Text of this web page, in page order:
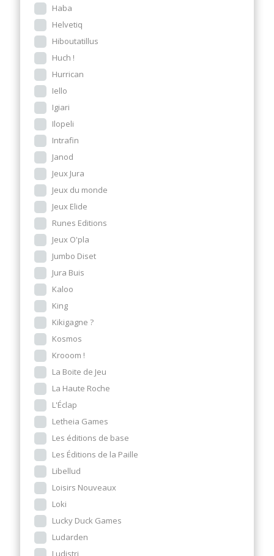
Haba
Helvetiq
Hiboutatillus
Huch !
Hurrican
Iello
Igiari
Ilopeli
Intrafin
Janod
Jeux Jura
Jeux du monde
Jeux Elide
Runes Editions
Jeux O'pla
Jumbo Diset
Jura Buis
Kaloo
King
Kikigagne ?
Kosmos
Krooom !
La Boite de Jeu
La Haute Roche
L'Éclap
Letheia Games
Les éditions de base
Les Éditions de la Paille
Libellud
Loisirs Nouveaux
Loki
Lucky Duck Games
Ludarden
Ludistri